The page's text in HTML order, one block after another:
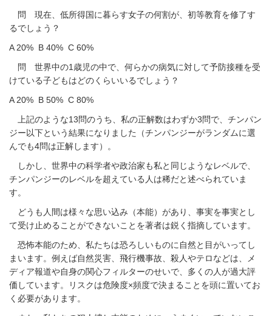
問 現在、低所得国に暮らす女子の何割が、初等教育を修了す
るでしょう？
A 20% B 40% C 60%
問 世界中の1歳児の中で、何らかの病気に対して予防接種を受
けている子どもはどのくらいいるでしょう？
A 20% B 50% C 80%
上記のような13問のうち、私の正解数はわずか3問で、チンパン
ジー以下という結果になりました（チンパンジーがランダムに選
んでも4問は正解します）。
しかし、世界中の科学者や政治家も私と同じようなレベルで、
チンパンジーのレベルを超えている人は稀だと述べられていま
す。
どうも人間は様々な思い込み（本能）があり、事実を事実とし
て受け止めることができないことを著者は鋭く指摘しています。
恐怖本能のため、私たちは恐ろしいものに自然と目がいってし
まいます。例えば自然災害、飛行機事故、殺人やテロなどは、メ
ディア報道や自身の関心フィルターのせいで、多くの人が過大評
価しています。リスクは危険度×頻度で決まることを頭に置いてお
く必要があります。